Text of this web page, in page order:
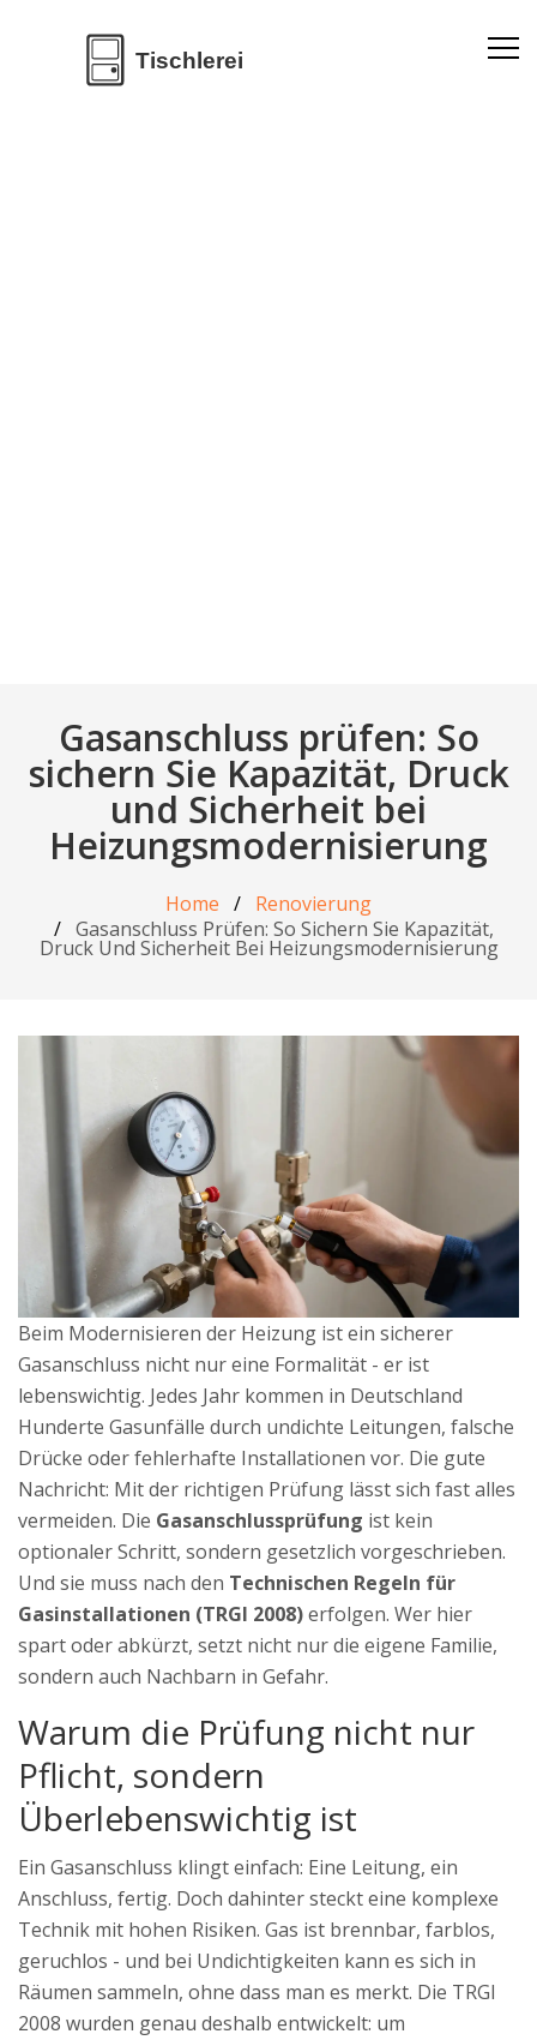
Gasanschluss prüfen: So
sichern Sie Kapazität, Druck
und Sicherheit bei
Heizungsmodernisierung
Home
Renovierung
Gasanschluss Prüfen: So Sichern Sie Kapazität,
Druck Und Sicherheit Bei Heizungsmodernisierung
Beim Modernisieren der Heizung ist ein sicherer
Gasanschluss nicht nur eine Formalität - er ist
lebenswichtig. Jedes Jahr kommen in Deutschland
Hunderte Gasunfälle durch undichte Leitungen, falsche
Drücke oder fehlerhafte Installationen vor. Die gute
Nachricht: Mit der richtigen Prüfung lässt sich fast alles
vermeiden. Die Gasanschlussprüfung ist kein
optionaler Schritt, sondern gesetzlich vorgeschrieben.
Und sie muss nach den Technischen Regeln für
Gasinstallationen (TRGI 2008)erfolgen. Wer hier
spart oder abkürzt, setzt nicht nur die eigene Familie,
sondern auch Nachbarn in Gefahr.
Warum die Prüfung nicht nur
Pflicht, sondern
Überlebenswichtig ist
Ein Gasanschluss klingt einfach: Eine Leitung, ein
Anschluss, fertig. Doch dahinter steckt eine komplexe
Technik mit hohen Risiken. Gas ist brennbar, farblos,
geruchlos - und bei Undichtigkeiten kann es sich in
Räumen sammeln, ohne dass man es merkt. Die TRGI
2008 wurden genau deshalb entwickelt: um